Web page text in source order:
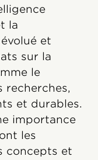
la
et
sur la
le
recherches,
et durables.
importance
les
concepts et